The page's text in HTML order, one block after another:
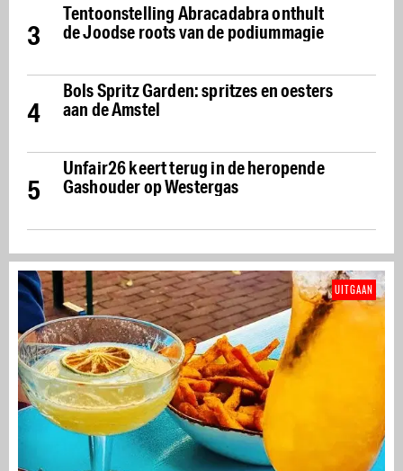
3
Tentoonstelling Abracadabra onthult
de Joodse roots van de podiummagie
4
Bols Spritz Garden: spritzes en oesters
aan de Amstel
5
Unfair26 keert terug in de heropende
Gashouder op Westergas
UITGAAN